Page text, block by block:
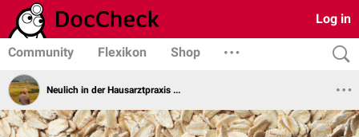
Log in
Community Flexikon Shop
Neulich in der Hausarztpraxis ...